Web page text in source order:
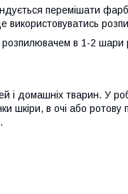
перемішати
використовуватись
в 1-2 шари
і домашніх тварин. У
шкіри, в очі або